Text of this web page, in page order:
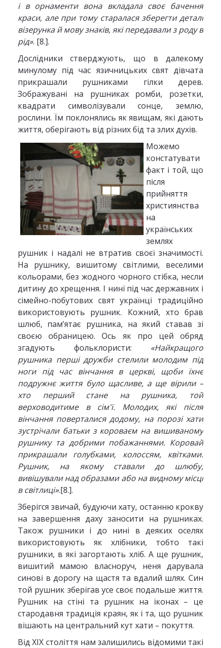
і в орнаменти вона вкладала своє бачення
краси, але при тому старалася зберегти деталі
візерунка й мову знаків, які передавали з роду в
рід». [8.].
Дослідники стверджують, що в далекому
минулому під час язичницьких свят дівчата
прикрашали рушниками гілки дерев.
Зображувані на рушниках ромби, розетки,
квадрати символізували сонце, землю,
рослини. Їм поклонялись як явищам, які дають
життя, оберігають від різних бід та злих духів.
Можемо
констатувати
факт і той, що
після
прийняття
християнства
на
українських
землях
рушник і надалі не втратив своєї значимості.
На рушнику, вишитому світлими, веселими
кольорами, без жодного чорного стібка, несли
дитину до хрещення. І нині під час державних і
сімейно-побутових свят українці традиційно
використовують рушник. Кожний, хто брав
шлюб, пам’ятає рушника, на який ставав зі
своєю обраницею. Ось як про цей обряд
згадують фольклористи: «Найкращого
рушника перші дружби стелили молодим під
ноги під час вінчання в церкві, щоби їхнє
подружнє життя було щасливе, а ще вірили –
хто перший стане на рушника, той
верховодитиме в сім'ї. Молодих, які після
вінчання поверталися додому, на порозі хати
зустрічали батьки з короваєм на вишиваному
рушнику та добрими побажаннями. Коровай
прикрашали голубками, колоссям, квітками.
Рушник, на якому ставали до шлюбу,
вивішували над образами або на видному місці
в світлиці».[8.].
Зберігся звичай, будуючи хату, останню крокву
на завершення даху заносити на рушниках.
Також рушники і до нині в деяких оселях
використовують як хлібники, тобто такі
рушники, в які загортають хліб. А ще рушник,
вишитий мамою власноруч, неня дарувала
синові в дорогу на щастя та вдалий шлях. Син
той рушник зберігав усе своє подальше життя.
Рушник на стіні та рушник на іконах – це
стародавня традиція краян, як і та, що рушник
вішають на центральний кут хати – покуття.
Від XIX століття нам залишились відомими такі